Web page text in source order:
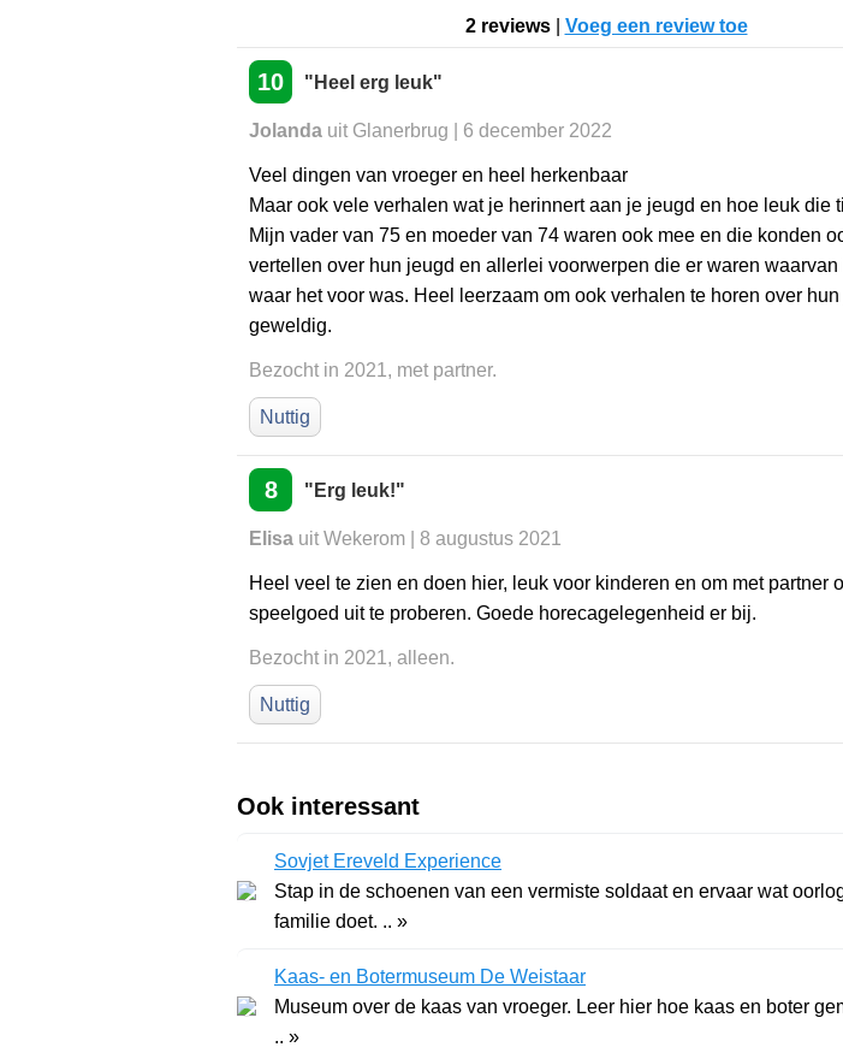
2 reviews| Voeg een review toe
10 "Heel erg leuk"
Jolanda uit Glanerbrug | 6 december 2022
Veel dingen van vroeger en heel herkenbaar
Maar ook vele verhalen wat je herinnert aan je jeugd en hoe leuk die
Mijn vader van 75 en moeder van 74 waren ook mee en die konden
vertellen over hun jeugd en allerlei voorwerpen die er waren
waar het voor was. Heel leerzaam om ook verhalen te horen over hun
geweldig.
Bezocht in 2021, met partner.
Nuttig
8 "Erg leuk!"
Elisa uit Wekerom | 8 augustus 2021
Heel veel te zien en doen hier, leuk voor kinderen en om met partner
speelgoed uit te proberen. Goede horecagelegenheid er bij.
Bezocht in 2021, alleen.
Nuttig
Ook interessant
Sovjet Ereveld Experience
Stap in de schoenen van een vermiste soldaat en ervaar wat
familie doet. .. »
Kaas- en Botermuseum De Weistaar
Museum over de kaas van vroeger. Leer hier hoe kaas en boter
.. »